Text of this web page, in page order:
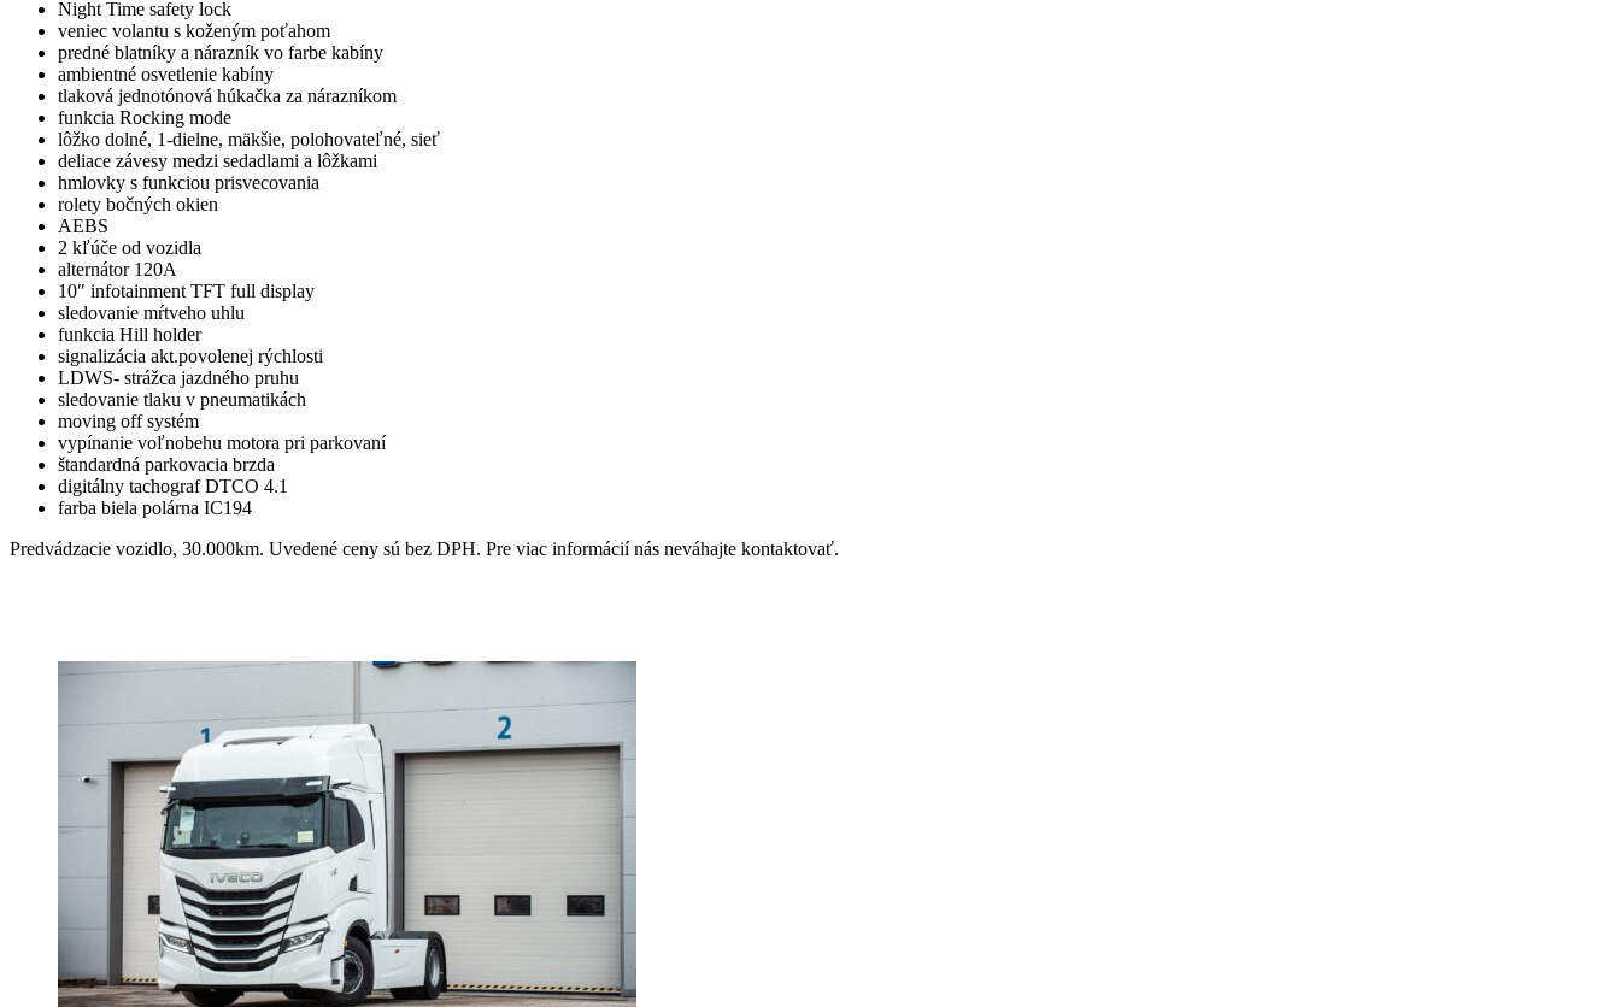
Night Time safety lock
veniec volantu s koženým poťahom
predné blatníky a nárazník vo farbe kabíny
ambientné osvetlenie kabíny
tlaková jednotónová húkačka za nárazníkom
funkcia Rocking mode
lôžko dolné, 1-dielne, mäkšie, polohovateľné, sieť
deliace závesy medzi sedadlami a lôžkami
hmlovky s funkciou prisvecovania
rolety bočných okien
AEBS
2 kľúče od vozidla
alternátor 120A
10″ infotainment TFT full display
sledovanie mŕtveho uhlu
funkcia Hill holder
signalizácia akt.povolenej rýchlosti
LDWS- strážca jazdného pruhu
sledovanie tlaku v pneumatikách
moving off systém
vypínanie voľnobehu motora pri parkovaní
štandardná parkovacia brzda
digitálny tachograf DTCO 4.1
farba biela polárna IC194
Predvádzacie vozidlo, 30.000km. Uvedené ceny sú bez DPH. Pre viac informácií nás neváhajte kontaktovať.